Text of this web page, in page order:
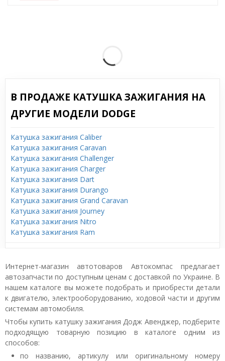
В ПРОДАЖЕ КАТУШКА ЗАЖИГАНИЯ НА
ДРУГИЕ МОДЕЛИ DODGE
Катушка зажигания Caliber
Катушка зажигания Caravan
Катушка зажигания Challenger
Катушка зажигания Charger
Катушка зажигания Dart
Катушка зажигания Durango
Катушка зажигания Grand Caravan
Катушка зажигания Journey
Катушка зажигания Nitro
Катушка зажигания Ram
Интернет-магазин автотоваров Автокомпас предлагает
автозапчасти по доступным ценам с доставкой по Украине. В
нашем каталоге вы можете подобрать и приобрести детали
к двигателю, электрооборудованию, ходовой части и другим
системам автомобиля.
Чтобы купить катушку зажигания Додж Авенджер, подберите
подходящую товарную позицию в каталоге одним из
способов:
по названию, артикулу или оригинальному номеру